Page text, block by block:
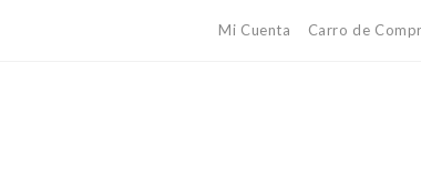
Mi Cuenta Carro de